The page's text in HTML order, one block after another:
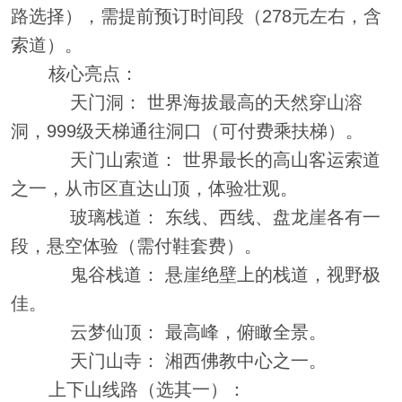
路选择），需提前预订时间段（278元左右，含
索道）。
核心亮点：
天门洞： 世界海拔最高的天然穿山溶
洞，999级天梯通往洞口（可付费乘扶梯）。
天门山索道： 世界最长的高山客运索道
之一，从市区直达山顶，体验壮观。
玻璃栈道： 东线、西线、盘龙崖各有一
段，悬空体验（需付鞋套费）。
鬼谷栈道： 悬崖绝壁上的栈道，视野极
佳。
云梦仙顶： 最高峰，俯瞰全景。
天门山寺： 湘西佛教中心之一。
上下山线路（选其一）：